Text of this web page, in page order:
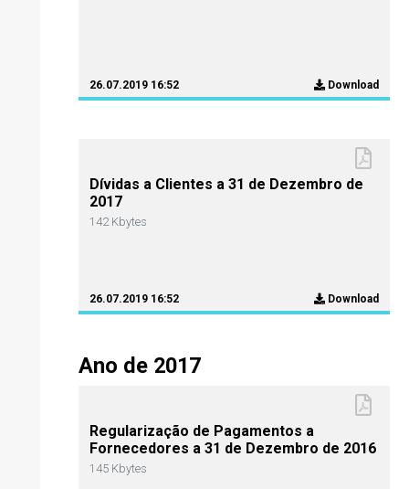
26.07.2019 16:52 Download
Dívidas a Clientes a 31 de Dezembro de
2017
142 Kbytes
26.07.2019 16:52 Download
Ano de 2017
Regularização de Pagamentos a
Fornecedores a 31 de Dezembro de 2016
145 Kbytes